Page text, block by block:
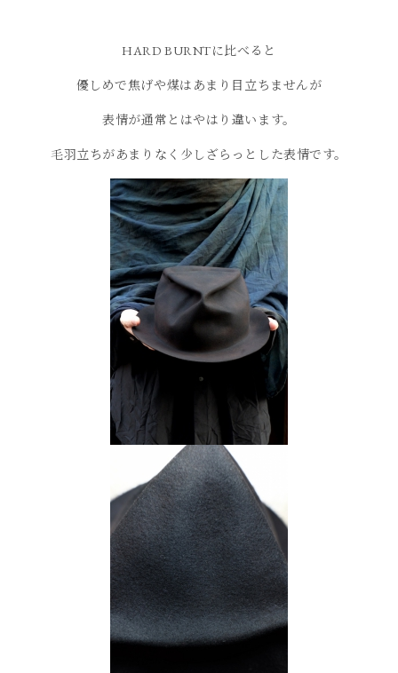
HARD BURNTに比べると
優しめで焦げや煤はあまり目立ちませんが
表情が通常とはやはり違います。
毛羽立ちがあまりなく少しざらっとした表情です。